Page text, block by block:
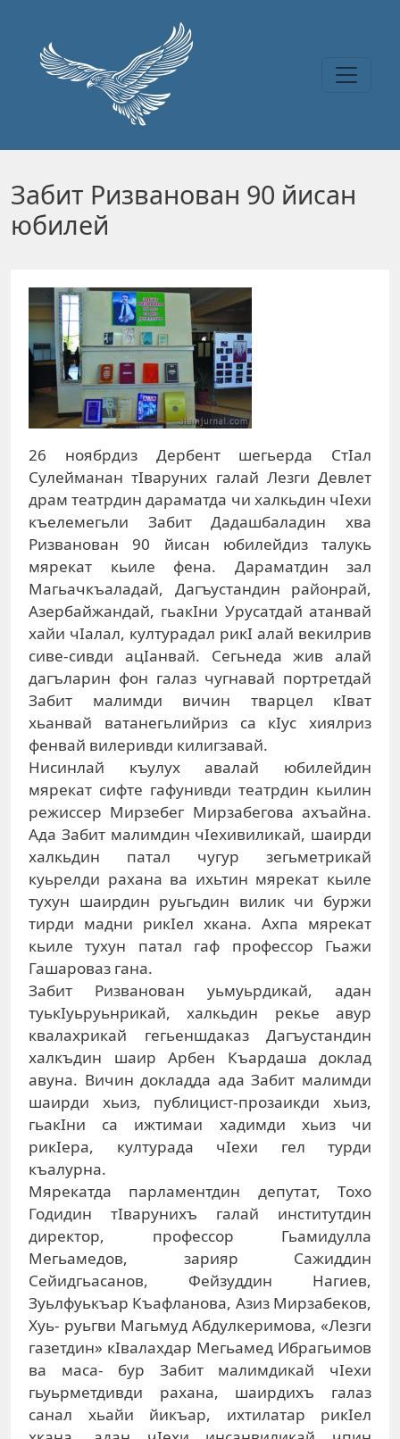
Забит Ризванован 90 йисан
юбилей
26 ноябрдиз Дербент шегьерда СтIал
Сулейманан тIварyних галай Лезги Девлет
драм театрдин дараматда чи халкьдин чIехи
къелемегьли Забит Дадашбаладин хва
Ризванован 90 йисан юбилейдиз талукь
мярекат кьиле фена. Дараматдин зал
Магьачкъаладай, Дагъустандин районрай,
Азербайжандай, гьакIни Урусатдай атанвай
хайи чIалал, културадал рикI алай векилрив
сиве-сивди ацIанвай. Сегьнеда жив алай
дагъларин фон галаз чугнавай портретдай
Забит малимди вичин тварцел кIват
хьанвай ватанегьлийриз са кIус хиялриз
фенвай вилеривди килигзавай.
Нисинлай къулух авалай юбилейдин
мярекат сифте гафунивди театрдин кьилин
режиссер Мирзебег Мирзабегова ахъайна.
Ада Забит малимдин чIехивиликай, шаирди
халкьдин патал чугур зегьметрикай
куьрелди рахана ва ихьтин мярекат кьиле
тухун шаирдин руьгьдин вилик чи буржи
тирди мадни рикIел хкана. Ахпа мярекат
кьиле тухун патал гаф профессор Гьажи
Гашароваз гана.
Забит Ризванован уьмуьрдикай, адан
туькIуьруьнрикай, халкьдин рекье авур
квалахрикай гегьеншдаказ Дагъустандин
халкъдин шаир Арбен Къардаша доклад
авуна. Вичин докладда ада Забит малимди
шаирди хьиз, публицист-прозаикди хьиз,
гьакIни са ижтимаи хадимди хьиз чи
рикIера, културада чIехи гел турди
къалурна.
Мярекатда парламентдин депутат, Тохо
Годидин тIварунихъ галай институтдин
директор, профессор Гьамидулла
Мегьамедов, зарияр Сажиддин
Сейидгьасанов, Фейзуддин Нагиев,
Зуьлфуькъар Къафланова, Азиз Мирзабеков,
Хуь­- руьгви Магьмуд Абдулкеримова, «Лезги
газетдин» кIвалахдар Мегьамед Ибрагьимов
ва маса­- бур Забит малимдикай чIехи
гьуьрметдивди рахана, шаирдихъ галаз
санал хьайи йикъар, ихтилатар рикIел